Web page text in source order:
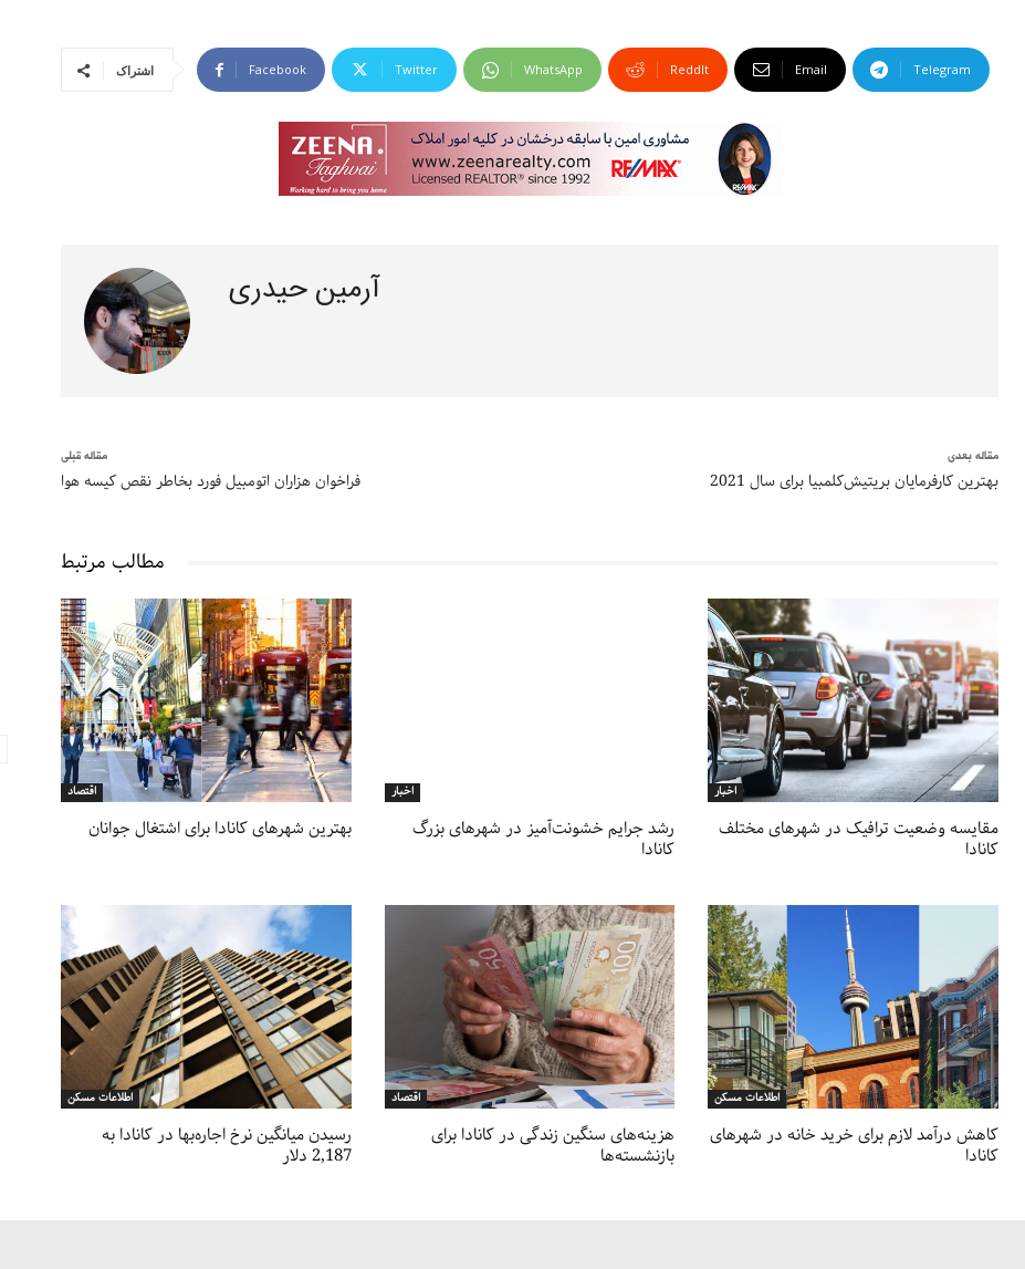
اشتراک Facebook Twitter WhatsApp ReddIt Email Telegram
آرمین حیدری
مقاله قبلی
فراخوان هزاران اتومبیل فورد بخاطر نقص کیسه هوا
مقاله بعدی
بهترین کارفرمایان بریتیش‌کلمبیا برای سال 2021
مطالب مرتبط
اقتصاد
بهترین شهرهای کانادا برای اشتغال جوانان
اخبار
رشد جرایم خشونت‌آمیز در شهرهای بزرگ
کانادا
اخبار
مقایسه وضعیت ترافیک در شهرهای مختلف
کانادا
اطلاعات مسکن
رسیدن میانگین نرخ اجاره‌بها در کانادا به
2,187 دلار
اقتصاد
هزینه‌های سنگین زندگی در کانادا برای
بازنشسته‌ها
اطلاعات مسکن
کاهش درآمد لازم برای خرید خانه در شهرهای
کانادا